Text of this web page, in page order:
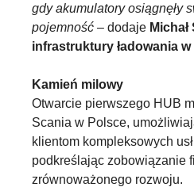
gdy akumulatory osiągnęły
pojemność – dodaje
infrastruktury ładowania
Kamień milowy
Otwarcie pierwszego HUB
Scania w Polsce,
klientom kompleksowych
podkreślając zobowiązanie
zrównoważonego rozwoju.